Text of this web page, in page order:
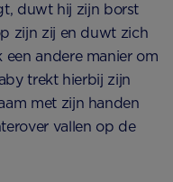
duwt hij zijn borst
zijn zij en duwt zich
andere manier om
trekt hierbij zijn
met zijn handen
vallen op de